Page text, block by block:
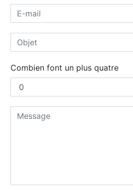
Combien font un plus quatre